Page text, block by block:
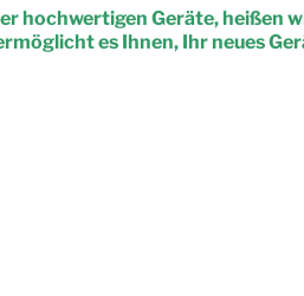
hochwertigen Geräte,
es Ihnen, Ihr neues